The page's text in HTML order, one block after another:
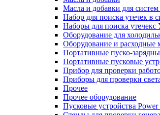
Масла и добавки для
Набор для поиска утечек в
Наборы для поиска
Оборудование для
Оборудование и расходные
Портативные пуско-
Портативные пусковые
Прибор для проверки
Приборы для проверки
Прочее
Прочее оборудование
Пусковые устройства Power